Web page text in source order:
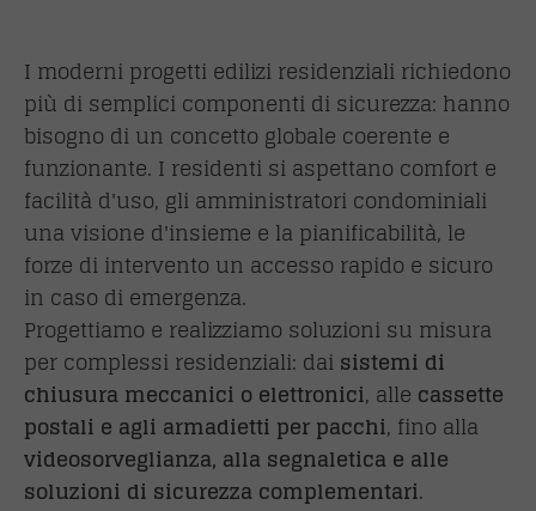
I moderni progetti edilizi residenziali richiedono
più di semplici componenti di sicurezza: hanno
bisogno di un concetto globale coerente e
funzionante. I residenti si aspettano comfort e
facilità d'uso, gli amministratori condominiali
una visione d'insieme e la pianificabilità, le
forze di intervento un accesso rapido e sicuro
in caso di emergenza.
Progettiamo e realizziamo soluzioni su misura
per complessi residenziali: daisistemi di
chiusura meccanici o elettronici, alle cassette
postali e agli armadietti per pacchi, fino alla
videosorveglianza, alla segnaletica e alle
soluzioni di sicurezza complementari.